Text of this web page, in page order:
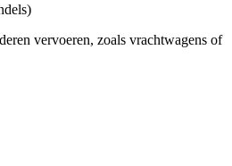
vervoeren, zoals vrachtwagens of